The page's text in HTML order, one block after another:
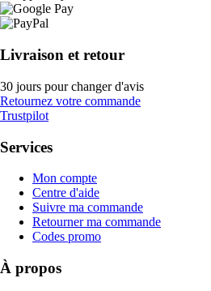
Livraison et retour
30 jours pour changer d'avis
Retournez votre commande
Trustpilot
Services
Mon compte
Centre d'aide
Suivre ma commande
Retourner ma commande
Codes promo
À propos